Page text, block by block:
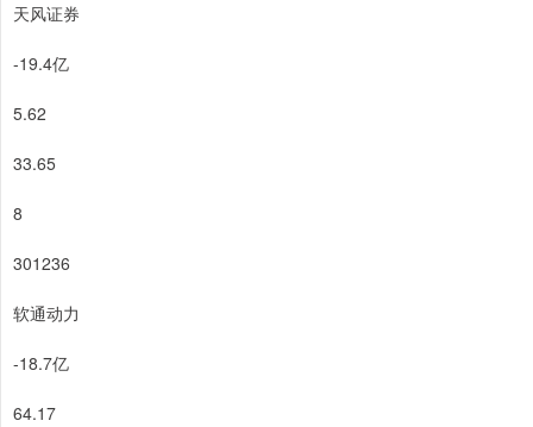
天风证券
-19.4亿
5.62
33.65
8
301236
软通动力
-18.7亿
64.17